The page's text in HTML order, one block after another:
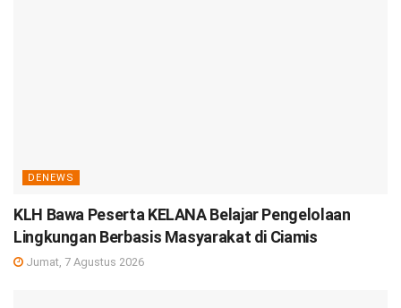
DENEWS
KLH Bawa Peserta KELANA Belajar Pengelolaan
Lingkungan Berbasis Masyarakat di Ciamis
Jumat, 7 Agustus 2026